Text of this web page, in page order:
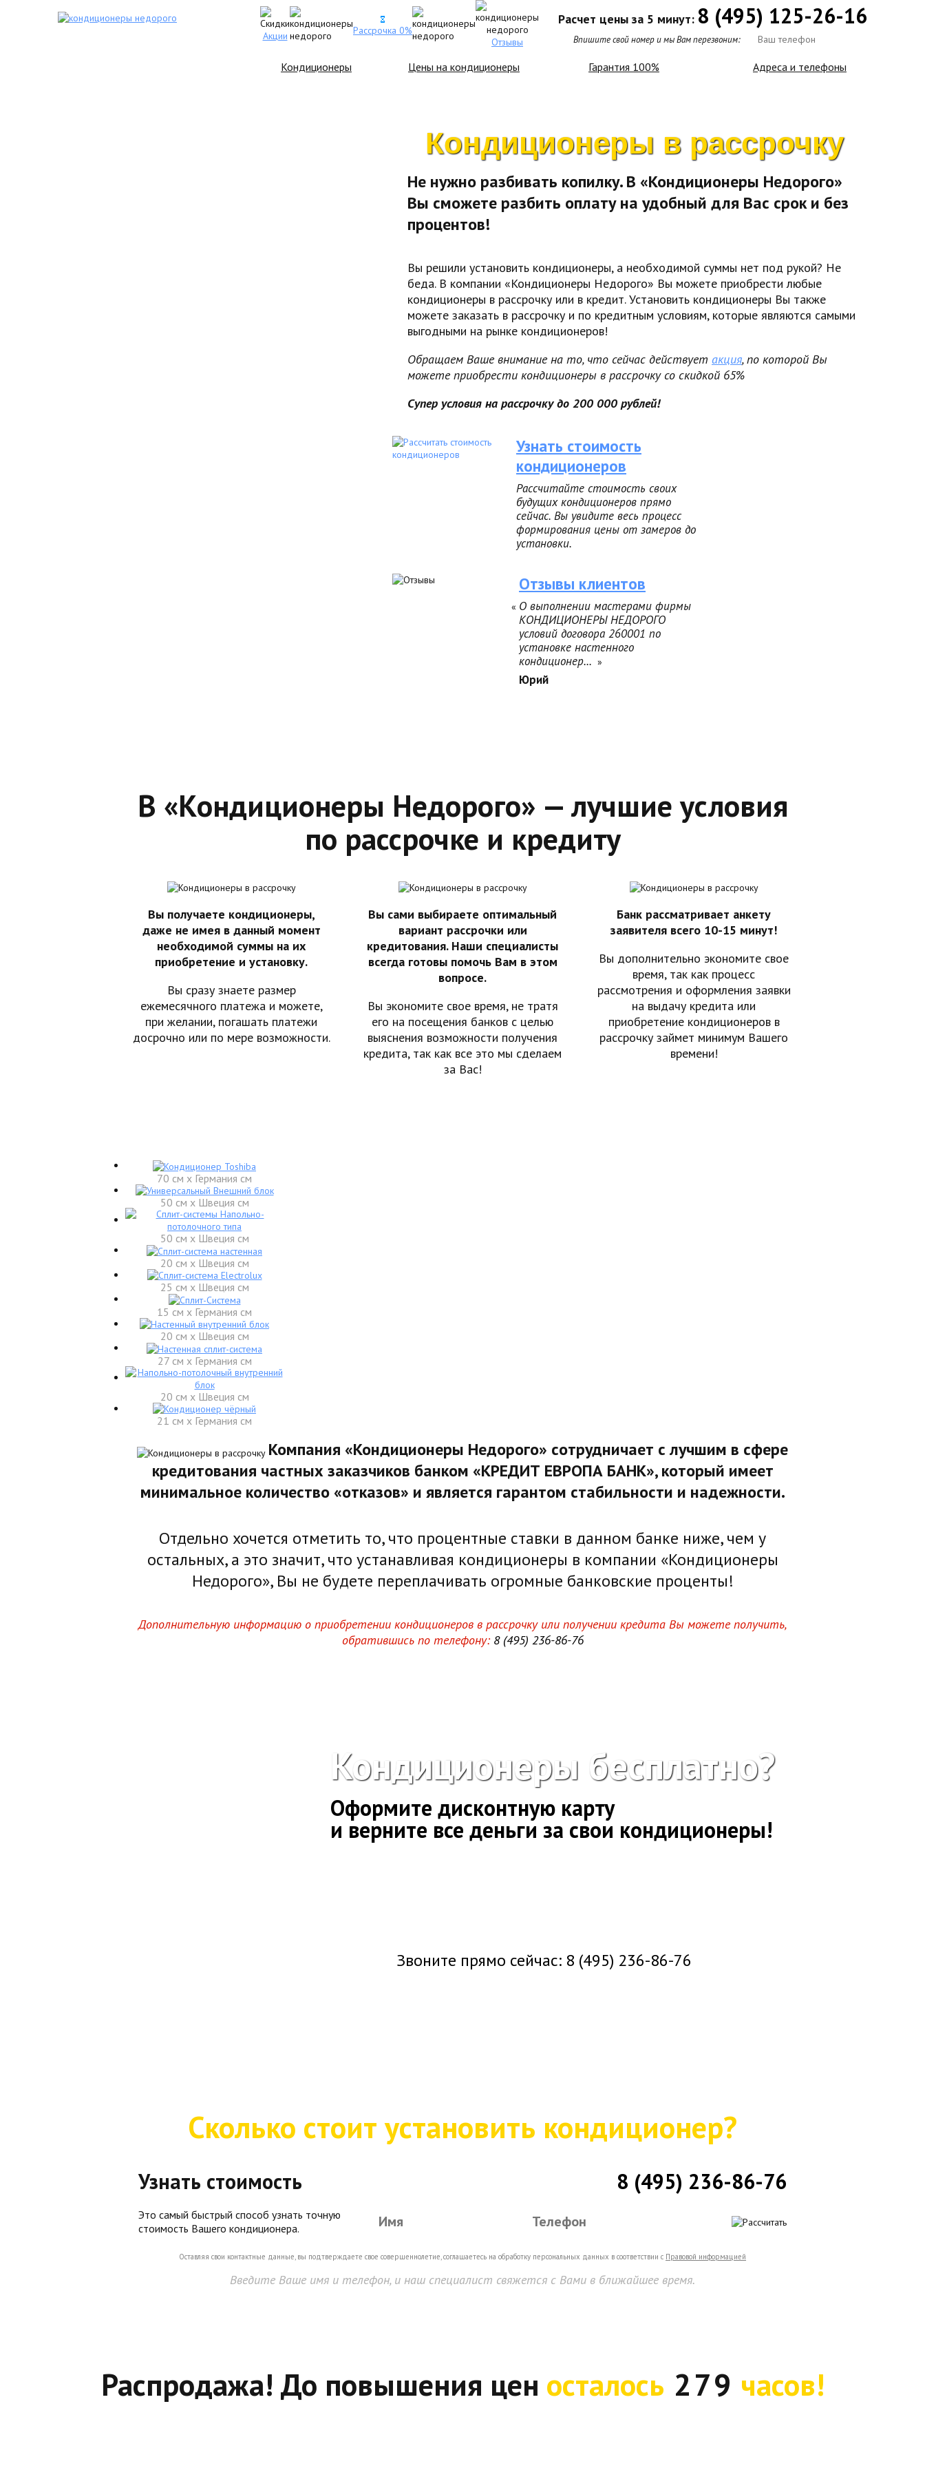
Акции
Рассрочка 0%
Отзывы
Расчет цены за 5 минут: 8 (495) 125-26-16
Впишите свой номер и мы Вам перезвоним:
Кондиционеры Цены на кондиционеры Гарантия 100% Адреса и телефоны
Кондиционеры в рассрочку
Не нужно разбивать копилку. В «Кондиционеры Недорого»
Вы сможете разбить оплату на удобный для Вас срок и без
процентов!
Вы решили установить кондиционеры, а необходимой суммы нет под рукой? Не
беда. В компании «Кондиционеры Недорого» Вы можете приобрести любые
кондиционеры в рассрочку или в кредит. Установить кондиционеры Вы также
можете заказать в рассрочку и по кредитным условиям, которые являются самыми
выгодными на рынке кондиционеров!
Обращаем Ваше внимание на то, что сейчас действует акция, по которой Вы
можете приобрести кондиционеры в рассрочку со скидкой 65%
Супер условия на рассрочку до 200 000 рублей!
Узнать стоимость
кондиционеров
Рассчитайте стоимость своих
будущих кондиционеров прямо
сейчас. Вы увидите весь процесс
формирования цены от замеров до
установки.
Отзывы клиентов
« О выполнении мастерами фирмы
КОНДИЦИОНЕРЫ НЕДОРОГО
условий договора 260001 по
установке настенного
кондиционер... »
Юрий
В «Кондиционеры Недорого» — лучшие условия
по рассрочке и кредиту
Вы получаете кондиционеры,
даже не имея в данный момент
необходимой суммы на их
приобретение и установку.
Вы сразу знаете размер
ежемесячного платежа и можете,
при желании, погашать платежи
досрочно или по мере возможности.
Вы сами выбираете оптимальный
вариант рассрочки или
кредитования. Наши специалисты
всегда готовы помочь Вам в этом
вопросе.
Вы экономите свое время, не тратя
его на посещения банков с целью
выяснения возможности получения
кредита, так как все это мы сделаем
за Вас!
Банк рассматривает анкету
заявителя всего 10-15 минут!
Вы дополнительно экономите свое
время, так как процесс
рассмотрения и оформления заявки
на выдачу кредита или
приобретение кондиционеров в
рассрочку займет минимум Вашего
времени!
70 см x Германия см
50 см x Швеция см
50 см x Швеция см
20 см x Швеция см
25 см x Швеция см
15 см x Германия см
20 см x Швеция см
27 см x Германия см
20 см x Швеция см
21 см x Германия см
Компания «Кондиционеры Недорого» сотрудничает с лучшим в сфере
кредитования частных заказчиков банком «КРЕДИТ ЕВРОПА БАНК», который имеет
минимальное количество «отказов» и является гарантом стабильности и надежности.
Отдельно хочется отметить то, что процентные ставки в данном банке ниже, чем у
остальных, а это значит, что устанавливая кондиционеры в компании «Кондиционеры
Недорого», Вы не будете переплачивать огромные банковские проценты!
Дополнительную информацию о приобретении кондиционеров в рассрочку или получении кредита Вы можете получить,
обратившись по телефону: 8 (495) 236-86-76
Кондиционеры бесплатно?
Оформите дисконтную карту
и верните все деньги за свои кондиционеры!
Звоните прямо сейчас: 8 (495) 236-86-76
Сколько стоит установить кондиционер?
Узнать стоимость 8 (495) 236-86-76
Это самый быстрый способ узнать точную
стоимость Вашего кондиционера.
Оставляя свои контактные данные, вы подтверждаете свое совершеннолетие, соглашаетесь на обработку персональных данных в соответствии с Правовой информацией
Введите Ваше имя и телефон, и наш специалист свяжется с Вами в ближайшее время.
Распродажа! До повышения цен осталось 279 часов!